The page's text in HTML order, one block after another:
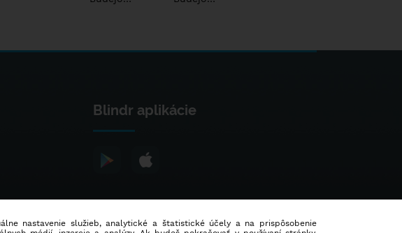
Blindr aplikácie
nastavenie služieb, analytické a štatistické účely a na prispôsobenie